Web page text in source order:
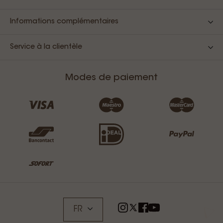
Informations complémentaires
Service à la clientèle
Modes de paiement
FR